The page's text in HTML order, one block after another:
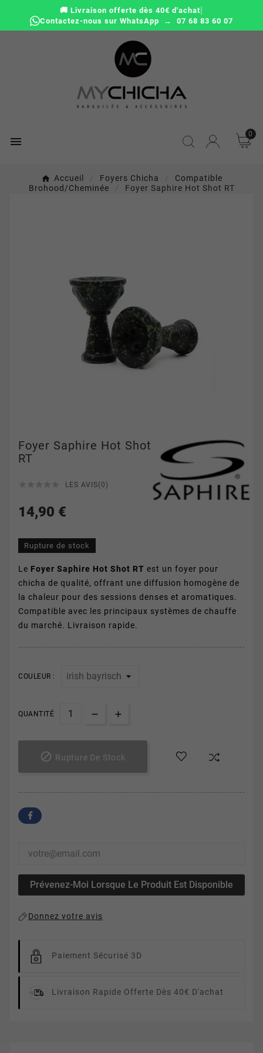
🚚 Livraison offerte dès 40€ d'achat|
Contactez-nous sur WhatsApp → 07 68 83 60 07

0
Accueil Foyers Chicha
Compatible
Brohood/cheminée
Foyer Saphire Hot Shot RT
Foyer Saphire Hot Shot
RT
LES AVIS(0)
14,90 €
Rupture de stock
Le Foyer Saphire Hot Shot RT est un foyer pour
chicha de qualité, offrant une diffusion homogène de
la chaleur pour des sessions denses et aromatiques.
Compatible avec les principaux systèmes de chauffe
du marché. Livraison rapide.
COULEUR :
QUANTITÉ
 Rupture De Stock
Prévenez-Moi Lorsque Le Produit Est Disponible
Donnez votre avis
Paiement Sécurisé 3D
Livraison Rapide Offerte Dès 40€ D'achat